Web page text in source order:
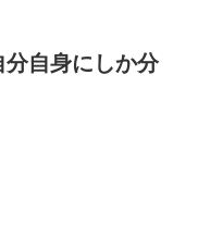
自身にしか分